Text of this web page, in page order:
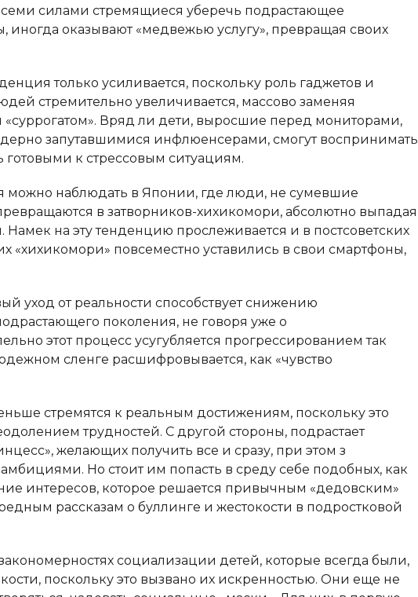
силами стремящиеся уберечь подрастающее
иногда оказывают «медвежью услугу», превращая своих
только усиливается, поскольку роль гаджетов и
стремительно увеличивается, массово заменяя
Вряд ли дети, выросшие перед мониторами,
запутавшимися инфлюенсерами, смогут воспринимать
к стрессовым ситуациям.
можно наблюдать в Японии, где люди, не сумевшие
в затворников-хихикомори, абсолютно выпадая
на эту тенденцию прослеживается и в постсоветских
«хихикомори» повсеместно уставились в свои смартфоны,
уход от реальности способствует снижению
поколения, не говоря уже о
этот процесс усугубляется прогрессированием так
сленге расшифровывается, как «чувство
стремятся к реальным достижениям, поскольку это
трудностей. С другой стороны, подрастает
желающих получить все и сразу, при этом з
Но стоит им попасть в среду себе подобных, как
интересов, которое решается привычным «дедовским»
рассказам о буллинге и жестокости в подростковой
социализации детей, которые всегда были,
поскольку это вызвано их искренностью. Они еще не